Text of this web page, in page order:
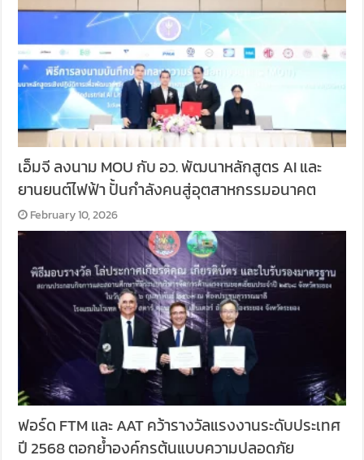
เอ็มจี ลงนาม MOU กับ อว. พัฒนาหลักสูตร AI และ
ยานยนต์ไฟฟ้า ปั้นกำลังคนสู่อุตสาหกรรมอนาคต
February 10, 2026
ฟอร์ด FTM และ AAT คว้ารางวัลแรงงานระดับประเทศ
ปี 2568 ตอกย้ำองค์กรต้นแบบความปลอดภัย